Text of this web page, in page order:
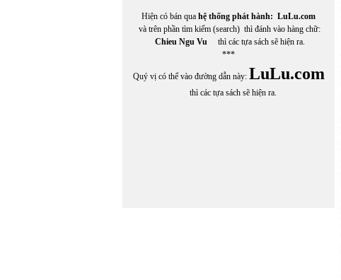
Hiện có bán qua hệ thống phát hành: LuLu.com
và trên phần tìm kiếm (search) thì đánh vào hàng chữ:
Chieu Ngu Vu thì các tựa sách sẽ hiện ra.
***
Quý vị có thể vào đường dẫn này: LuLu.com
thì các tựa sách sẽ hiện ra.